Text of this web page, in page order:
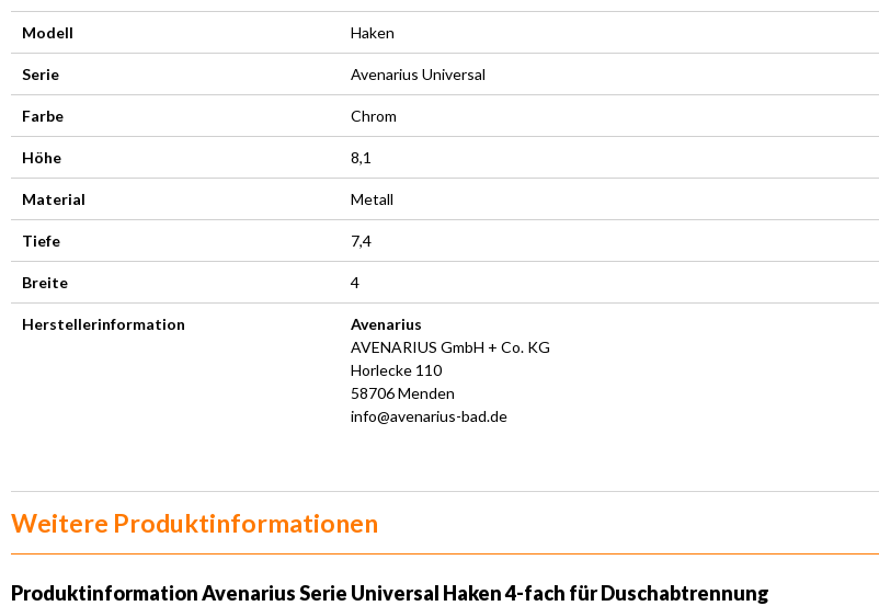
Modell Haken
Serie Avenarius Universal
Farbe Chrom
Höhe 8,1
Material Metall
Tiefe 7,4
Breite 4
Herstellerinformation
Avenarius
AVENARIUS GmbH + Co. KG
Horlecke 110
58706 Menden
info@avenarius-bad.de
Weitere Produktinformationen
ProduktinformationAvenarius Serie Universal Haken 4-fach für Duschabtrennung